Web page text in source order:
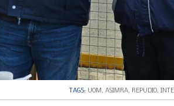
TAGS: UOM , ASIMRA, REPUDIO,